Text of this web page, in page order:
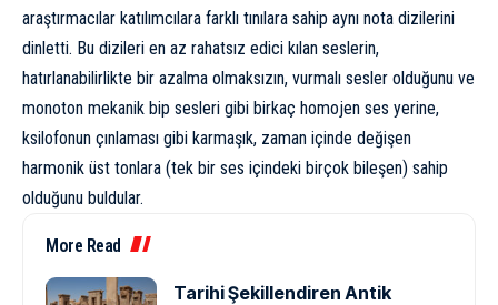
araştırmacılar katılımcılara farklı tınılara sahip aynı nota dizilerini
dinletti. Bu dizileri en az rahatsız edici kılan seslerin,
hatırlanabilirlikte bir azalma olmaksızın, vurmalı sesler olduğunu ve
monoton mekanik bip sesleri gibi birkaç homojen ses yerine,
ksilofonun çınlaması gibi karmaşık, zaman içinde değişen
harmonik üst tonlara (tek bir ses içindeki birçok bileşen) sahip
olduğunu buldular.
More Read
Tarihi Şekillendiren Antik